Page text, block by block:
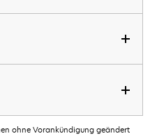
ohne Vorankündigung geändert